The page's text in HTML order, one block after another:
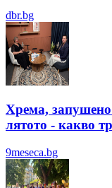
dbr.bg
Хрема,
лятотo - какво
9meseca.bg